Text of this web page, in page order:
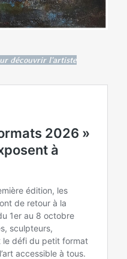
découvrir l'artiste